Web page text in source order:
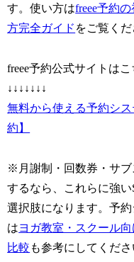
す。使い方はfreee予約
方完全ガイド をご覧くだ
freee予約公式サイトはこ
↓↓↓↓↓↓↓
無料から使える予約シス
約】
※月謝制・回数券・サブ
するなら、これらに強い
選択肢になります。予
はヨガ教室・スクール
比較 も参考にしてくださ